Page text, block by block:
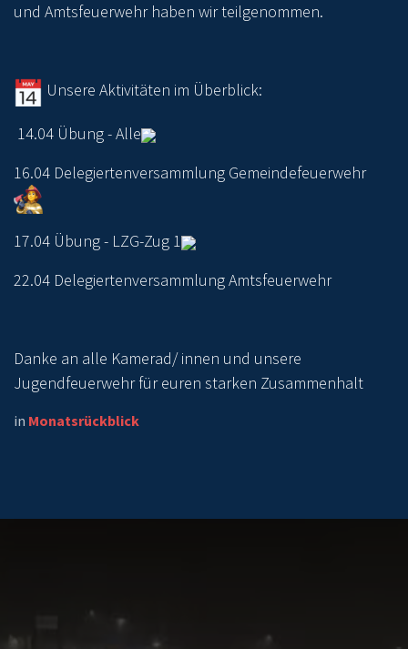
und Amtsfeuerwehr haben wir teilgenommen.
Unsere Aktivitäten im Überblick:
14.04 Übung - Alle
16.04 Delegiertenversammlung Gemeindefeuerwehr
17.04 Übung - LZG-Zug 1
22.04 Delegiertenversammlung Amtsfeuerwehr
Danke an alle Kamerad/ innen und unsere
Jugendfeuerwehr für euren starken Zusammenhalt
in Monatsrückblick